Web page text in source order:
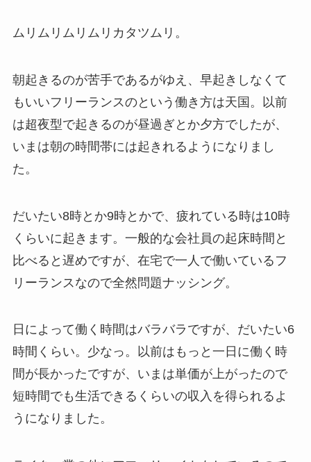
ムリムリムリムリカタツムリ 。
朝起きるのが苦手であるがゆえ、早起きしなくて
もいいフリーランスのという働き方は天国。以前
は超夜型で起きるのが昼過ぎとか夕方でしたが、
いまは朝の時間帯には起きれるようになりまし
た。
だいたい8時とか9時とかで、疲れている時は10時
くらいに起きます。一般的な会社員の起床時間と
比べると遅めですが、在宅で一人で働いているフ
リーランスなので全然問題ナッシング。
日によって働く時間はバラバラですが、だいたい6
時間くらい。少なっ。以前はもっと一日に働く時
間が長かったですが、いまは単価が上がったので
短時間でも生活できるくらいの収入を得られるよ
うになりました。